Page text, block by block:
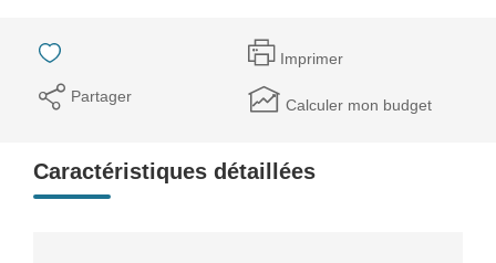
Imprimer
Partager Calculer mon budget
Caractéristiques détaillées